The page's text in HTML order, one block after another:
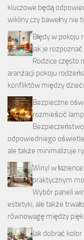
kluczowe będą
wikliny czy bawełny nie
Błędy w
jak je
Rodzice często
aranżacji pokoju
konfliktów między
Bezpieczne
rozmieścić
odpowiedniego
ale także minimalizuje
Winyl w
praktycznym
Wybór paneli
estetyki, ale także
równowagę między
Jak dobrać